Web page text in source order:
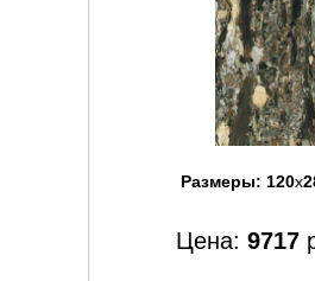
Размеры: 120x
Цена: 9717